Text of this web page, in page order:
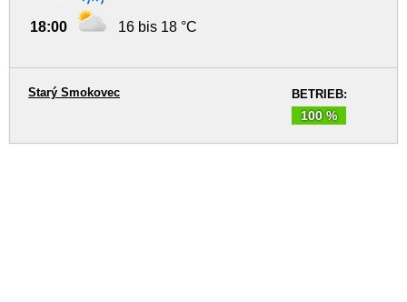
18:00 16 bis 18 °C
BETRIEB:
100 %
Starý Smokovec